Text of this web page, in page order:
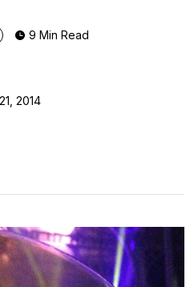
9 Min Read
2014